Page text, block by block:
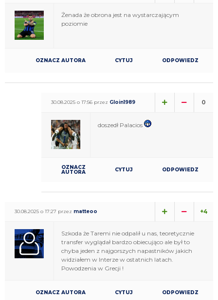
Żenada że obrona jest na wystarczającym
poziomie
OZNACZ AUTORA CYTUJ ODPOWIEDZ
30.08.2025 o 17:56 przez Gloin1989 0
doszedł Palacios
OZNACZ
AUTORA CYTUJ ODPOWIEDZ
30.08.2025 o 17:27 przez matteoo +4
Szkoda że Taremi nie odpalił u nas, teoretycznie
transfer wyglądał bardzo obiecująco ale był to
chyba jeden z najgorszych napastników jakich
widziałem w Interze w ostatnich latach.
Powodzenia w Grecji !
OZNACZ AUTORA CYTUJ ODPOWIEDZ